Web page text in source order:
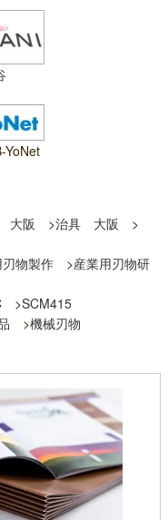
YoNet
大阪 >治具 大阪 >
物製作 >産業用刃物研
>SCM415
>機械刃物